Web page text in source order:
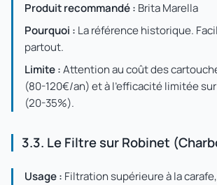
Produit recommandé : Brita Marella
Pourquoi : La référence historique.
partout.
Limite :Attention au coût des
(80-120€/an) et à l'efficacité limitée
(20-35%).
3.3. Le Filtre sur Robinet
Usage : Filtration supérieure à la